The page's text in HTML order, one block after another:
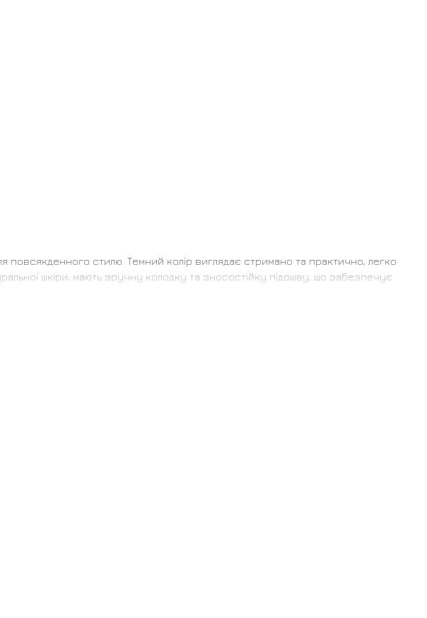
повсякденного стилю. Темний колір виглядає стримано та практично, легко
шкіри, мають зручну колодку та зносостійку підошву, що забезпечує